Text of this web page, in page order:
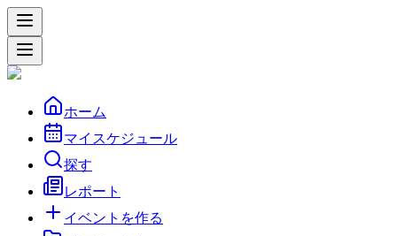
ホーム
マイスケジュール
探す
レポート
イベントを作る